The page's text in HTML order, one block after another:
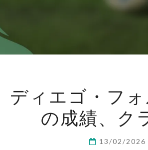
ディエゴ・フ
の成績、ク
13/02/2026